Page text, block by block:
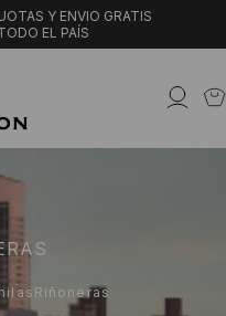
Y ENVIO GRATIS
EL PAÍS
Riñoneras